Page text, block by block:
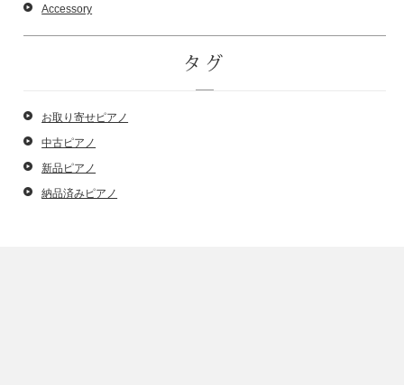
Accessory
タグ
お取り寄せピアノ
中古ピアノ
新品ピアノ
納品済みピアノ